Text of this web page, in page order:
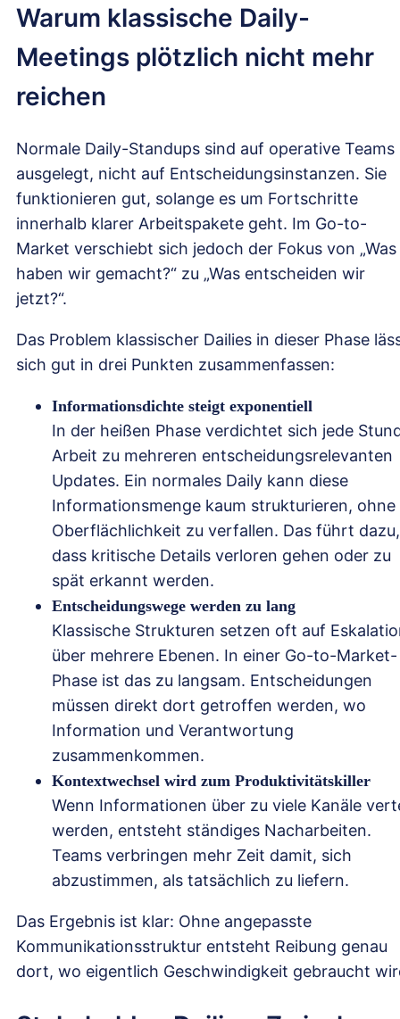
Warum klassische Daily-
Meetings plötzlich nicht mehr
reichen
Normale Daily-Standups sind auf operative Teams
ausgelegt, nicht auf Entscheidungsinstanzen. Sie
funktionieren gut, solange es um Fortschritte
innerhalb klarer Arbeitspakete geht. Im Go-to-
Market verschiebt sich jedoch der Fokus von „Was
haben wir gemacht?“ zu „Was entscheiden wir
jetzt?“.
Das Problem klassischer Dailies in dieser Phase
sich gut in drei Punkten zusammenfassen:
Informationsdichte steigt exponentiell
In der heißen Phase verdichtet sich jede
Arbeit zu mehreren entscheidungsrelevanten
Updates. Ein normales Daily kann diese
Informationsmenge kaum strukturieren, ohne
Oberflächlichkeit zu verfallen. Das führt dazu,
dass kritische Details verloren gehen oder zu
spät erkannt werden.
Entscheidungswege werden zu lang
Klassische Strukturen setzen oft auf
über mehrere Ebenen. In einer Go-to-Market-
Phase ist das zu langsam. Entscheidungen
müssen direkt dort getroffen werden, wo
Information und Verantwortung
zusammenkommen.
Kontextwechsel wird zum Produktivitätskiller
Wenn Informationen über zu viele Kanäle
werden, entsteht ständiges Nacharbeiten.
Teams verbringen mehr Zeit damit, sich
abzustimmen, als tatsächlich zu liefern.
Das Ergebnis ist klar: Ohne angepasste
Kommunikationsstruktur entsteht Reibung genau
dort, wo eigentlich Geschwindigkeit gebraucht